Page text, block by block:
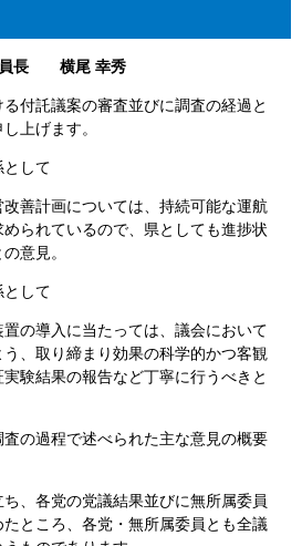
長 横尾 幸秀
付託議案の審査並びに調査の経過と
上げます。
して
善計画については、持続可能な運航
られているので、県としても進捗状
意見。
して
の導入に当たっては、議会において
、取り締まり効果の科学的かつ客観
験結果の報告など丁寧に行うべきと
の過程で述べられた主な意見の概要
、各党の党議結果並びに無所属委員
ところ、各党・無所属委員とも全議